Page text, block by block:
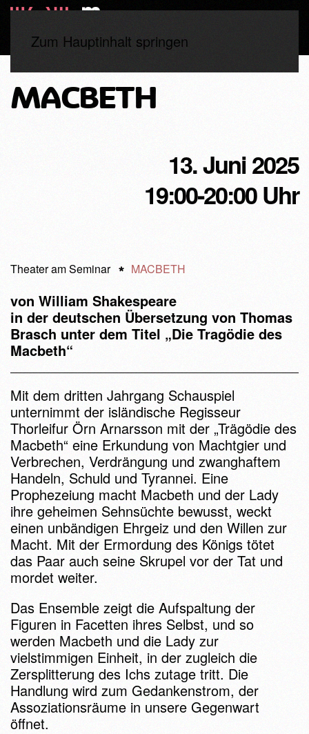
Zum Hauptinhalt springen
MACBETH
13. Juni 2025
19:00-20:00 Uhr
Theater am Seminar MACBETH
von William Shakespeare
in der deutschen Übersetzung von Thomas
Brasch unter dem Titel „Die Tragödie des
Macbeth“
Mit dem dritten Jahrgang Schauspiel
unternimmt der isländische Regisseur
Thorleifur Örn Arnarsson mit der „Trägödie des
Macbeth“ eine Erkundung von Machtgier und
Verbrechen, Verdrängung und zwanghaftem
Handeln, Schuld und Tyrannei. Eine
Prophezeiung macht Macbeth und der Lady
ihre geheimen Sehnsüchte bewusst, weckt
einen unbändigen Ehrgeiz und den Willen zur
Macht. Mit der Ermordung des Königs tötet
das Paar auch seine Skrupel vor der Tat und
mordet weiter.
Das Ensemble zeigt die Aufspaltung der
Figuren in Facetten ihres Selbst, und so
werden Macbeth und die Lady zur
vielstimmigen Einheit, in der zugleich die
Zersplitterung des Ichs zutage tritt. Die
Handlung wird zum Gedankenstrom, der
Assoziationsräume in unsere Gegenwart
öffnet.